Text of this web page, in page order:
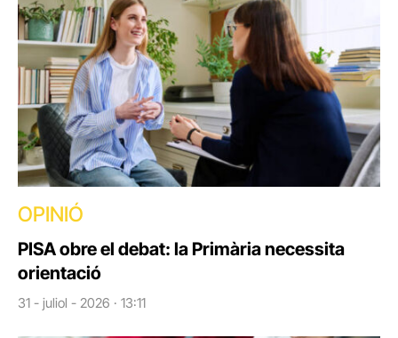
OPINIÓ
PISA obre el debat: la Primària necessita
orientació
31 - juliol - 2026 · 13:11